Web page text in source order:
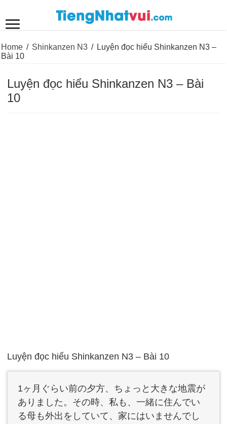
Home / Shinkanzen N3 / Luyện đọc hiểu Shinkanzen N3 –
Bài 10
Luyện đọc hiểu Shinkanzen N3 – Bài
10
Luyện đọc hiểu Shinkanzen N3 – Bài 10
1ヶ月ぐらい前の夕方、ちょっと大きな地震が
ありました。その時、私も、一緒に住んでい
る母も外出をしていて、家にはいませんでし